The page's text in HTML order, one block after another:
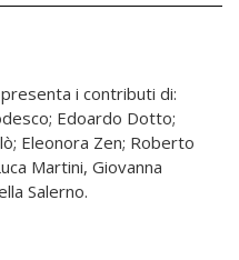
i contributi di:
Edoardo Dotto;
Eleonora Zen; Roberto
Martini, Giovanna
Salerno.